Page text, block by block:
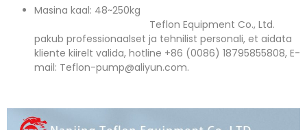
Masina kaal: 48~250kg
Teflon Equipment Co., Ltd.
pakub professionaalset ja tehnilist personali, et aidata
kliente kiirelt valida, hotline +86 (0086) 18795855808, E-
mail: Teflon-pump@aliyun.com.